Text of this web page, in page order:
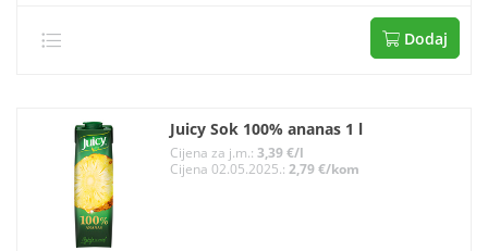
Dodaj
Juicy Sok 100% ananas 1 l
Cijena za j.m.: 3,39 €/l
Cijena 02.05.2025.: 2,79 €/kom